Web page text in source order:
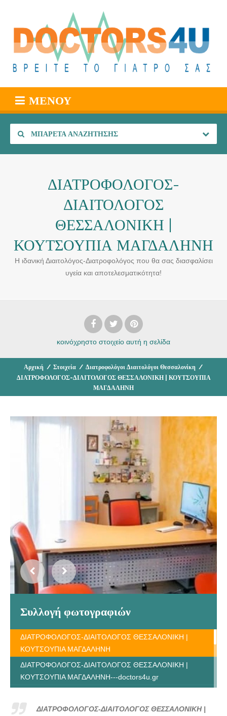
ΜΕΝΟΎ
ΜΠΑΡΈΤΑ ΑΝΑΖΉΤΗΣΗΣ
ΔΙΑΤΡΟΦΟΛΟΓΟΣ-
ΔΙΑΙΤΟΛΟΓΟΣ
ΘΕΣΣΑΛΟΝΙΚΗ |
ΚΟΥΤΣΟΥΠΙΑ ΜΑΓΔΑΛΗΝΗ
Η ιδανική Διαιτολόγος-Διατροφολόγος που θα σας διασφαλίσει
υγεία και αποτελεσματικότητα!
κοινόχρηστο στοιχείο αυτή η σελίδα
Αρχική / Στοιχεία / Διατροφολόγοι Διαιτολόγοι Θεσσαλονίκη /
ΔΙΑΤΡΟΦΟΛΟΓΟΣ-ΔΙΑΙΤΟΛΟΓΟΣ ΘΕΣΣΑΛΟΝΙΚΗ | ΚΟΥΤΣΟΥΠΙΑ
ΜΑΓΔΑΛΗΝΗ
Συλλογή φωτογραφιών
ΔΙΑΤΡΟΦΟΛΟΓΟΣ-ΔΙΑΙΤΟΛΟΓΟΣ ΘΕΣΣΑΛΟΝΙΚΗ |
ΚΟΥΤΣΟΥΠΙΑ ΜΑΓΔΑΛΗΝΗ
ΔΙΑΤΡΟΦΟΛΟΓΟΣ-ΔΙΑΙΤΟΛΟΓΟΣ ΘΕΣΣΑΛΟΝΙΚΗ |
ΚΟΥΤΣΟΥΠΙΑ ΜΑΓΔΑΛΗΝΗ---doctors4u.gr
ΚΟΥΤΣΟΥΠΙΑ ΜΑΓΔΑΛΗΝΗ---doctors4u.gr
ΔΙΑΤΡΟΦΟΛΟΓΟΣ-ΔΙΑΙΤΟΛΟΓΟΣ ΘΕΣΣΑΛΟΝΙΚΗ |